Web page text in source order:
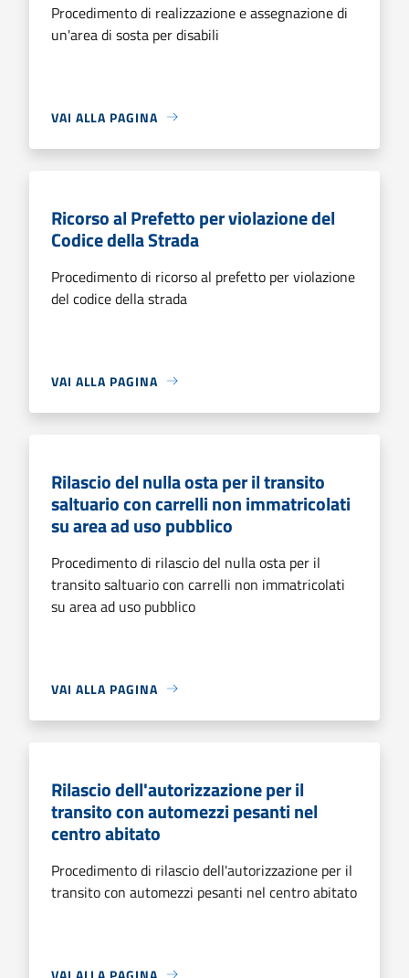
Procedimento di realizzazione e assegnazione di
un'area di sosta per disabili
VAI ALLA PAGINA
Ricorso al Prefetto per violazione del
Codice della Strada
Procedimento di ricorso al prefetto per violazione
del codice della strada
VAI ALLA PAGINA
Rilascio del nulla osta per il transito
saltuario con carrelli non immatricolati
su area ad uso pubblico
Procedimento di rilascio del nulla osta per il
transito saltuario con carrelli non immatricolati
su area ad uso pubblico
VAI ALLA PAGINA
Rilascio dell'autorizzazione per il
transito con automezzi pesanti nel
centro abitato
Procedimento di rilascio dell'autorizzazione per il
transito con automezzi pesanti nel centro abitato